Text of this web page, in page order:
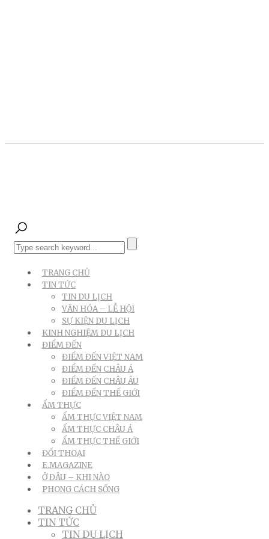
TRANG CHỦ
TIN TỨC
TIN DU LỊCH
VĂN HÓA – LỄ HỘI
SỰ KIỆN DU LỊCH
KINH NGHIỆM DU LỊCH
ĐIỂM ĐẾN
ĐIỂM ĐẾN VIỆT NAM
ĐIỂM ĐẾN CHÂU Á
ĐIỂM ĐẾN CHÂU ÂU
ĐIỂM ĐẾN THẾ GIỚI
ẨM THỰC
ẨM THỰC VIỆT NAM
ẨM THỰC CHÂU Á
ẨM THỰC THẾ GIỚI
ĐỐI THOẠI
E.MAGAZINE
Ở ĐÂU – KHI NÀO
PHONG CÁCH SỐNG
TRANG CHỦ
TIN TỨC
TIN DU LỊCH